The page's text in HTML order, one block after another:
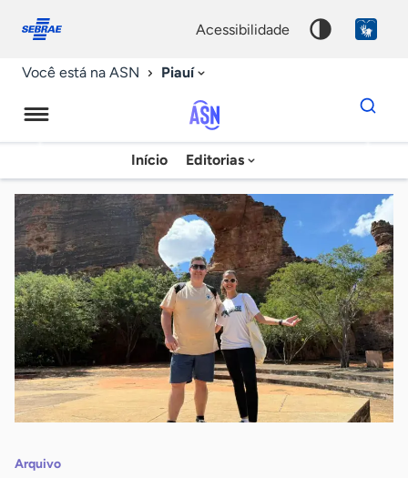
conosco
acessibilidade
Você está na ASN Piauí
Agência
Sebrae
de
Notícias
Início Editorias
Dados
para
chave
Arquivo